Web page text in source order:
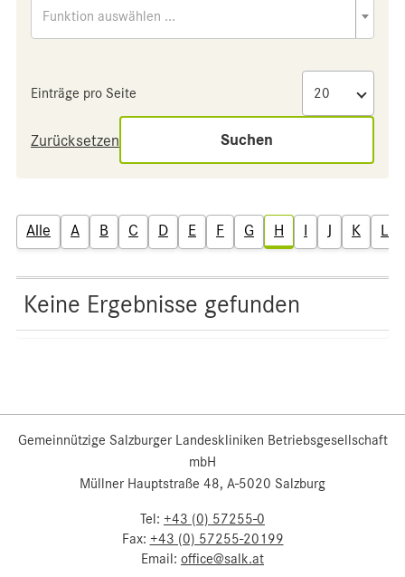
Funktion auswählen ...
Einträge pro Seite
Zurücksetzen Suchen
Alle A B C D E F G H I J K L
Keine Ergebnisse gefunden
Gemeinnützige Salzburger Landeskliniken Betriebsgesellschaft
mbH
Müllner Hauptstraße 48, A-5020 Salzburg
Tel: +43 (0) 57255-0
Fax: +43 (0) 57255-20199
Email: office@salk.at